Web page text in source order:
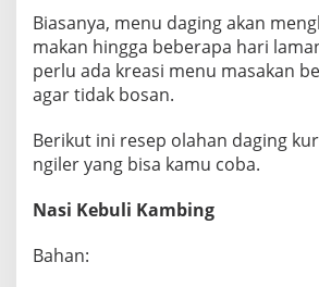
Biasanya, menu daging akan
makan hingga beberapa hari
perlu ada kreasi menu masakan
agar tidak bosan.
Berikut ini resep olahan daging
ngiler yang bisa kamu coba.
Nasi Kebuli Kambing
Bahan: